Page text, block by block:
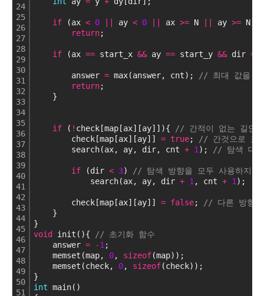
24
25
26
27
28
29
30
31
32
33
34
35
36
37
38
39
40
41
42
43
44
45
46
47
48
49
50
51
if (ax < 0 ay < 0 ax >= N ay >= N)
return;
if (ax == start_x && ay == start_y && dir =
answer = max(answer, cnt);
// 최대 값을
return;
}
if ( ! check[map[ax][ay]]){
// 간적이 없는 길인
check[map[ax][ay]] = true;
// 간것으로 표
search(ax, ay, dir, cnt + 1 ); // 탐색 대
if (dir < 3)
// 탐색 방향을 모두 사용하지
search(ax, ay, dir + 1 , cnt + 1 );
check[map[ax][ay]] = false;
// 다른 방향
}
}
void
init(){
// 초기화 함수
answer = -1 ;
memset(map, 0, sizeof(map));
memset(check, 0, sizeof(check));
}
int main()